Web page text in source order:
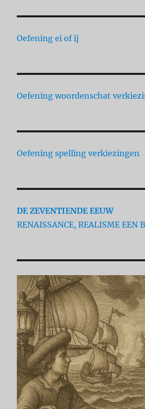
Oefening ei of ij
Oefening woordenschat
Oefening spelling verkiezingen
DE ZEVENTIENDE EEUW
RENAISSANCE, REALISME EEN